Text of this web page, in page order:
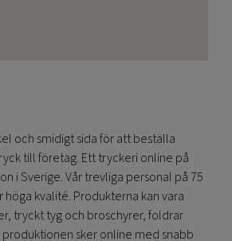
och smidigt sida för att beställa
till företag. Ett tryckeri online på
i Sverige. Vår trevliga personal på 75
höga kvalité. Produkterna kan vara
tryckt tyg och broschyrer, foldrar
produktionen sker online med snabb